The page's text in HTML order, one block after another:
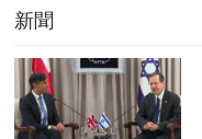
新聞